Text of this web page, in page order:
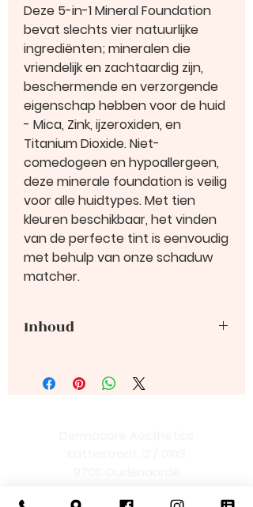
Deze 5-in-1 Mineral Foundation
bevat slechts vier natuurlijke
ingrediënten; mineralen die
vriendelijk en zachtaardig zijn,
beschermende en verzorgende
eigenschap hebben voor de huid
- Mica, Zink, ijzeroxiden, en
Titanium Dioxide. Niet-
comedogeen en hypoallergeen,
deze minerale foundation is veilig
voor alle huidtypes. Met tien
kleuren beschikbaar, het vinden
van de perfecte tint is eenvoudig
met behulp van onze schaduw
matcher.
Inhoud
0.32oz